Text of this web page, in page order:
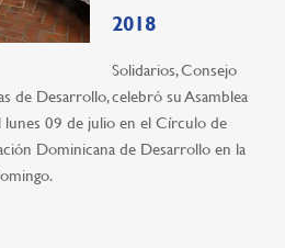
2018
Solidarios, Consejo
de Desarrollo, celebró su Asamblea
lunes 09 de julio en el Círculo de
Dominicana de Desarrollo en la